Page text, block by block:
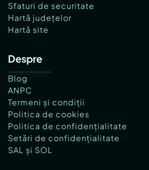
Sfaturi de securitate
Hartă județelor
Hartă site
Despre
Blog
ANPC
Termeni și condiții
Politica de cookies
Politica de confidențialitate
Setări de confidențialitate
SAL și SOL